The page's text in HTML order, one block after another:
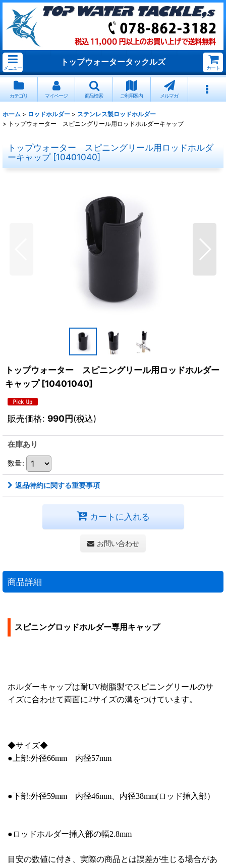
メニュー
トップウォータータックルズ
カート
カテゴリ マイページ 商品検索 ご利用案内 メルマガ
ホーム > ロッドホルダー > ステンレス製ロッドホルダー
> トップウォーター スピニングリール用ロッドホルダーキャップ
トップウォーター スピニングリール用ロッドホルダ
ーキャップ [10401040]
トップウォーター スピニングリール用ロッドホルダー
キャップ [10401040]
販売価格: 990円(税込)
在庫あり
数量:
返品特約に関する重要事項
カートに入れる
お問い合わせ
商品詳細
スピニングロッドホルダー専用キャップ
ホルダーキャップは耐UV樹脂製でスピニングリールのサ
イズに合わせて両面に2サイズの溝をつけています。
◆サイズ◆
●上部:外径66mm 内径57mm
●下部:外径59mm 内径46mm、内径38mm(ロッド挿入部）
●ロッドホルダー挿入部の幅2.8mm
目安の数値に付き、実際の商品とは誤差が生じる場合があ